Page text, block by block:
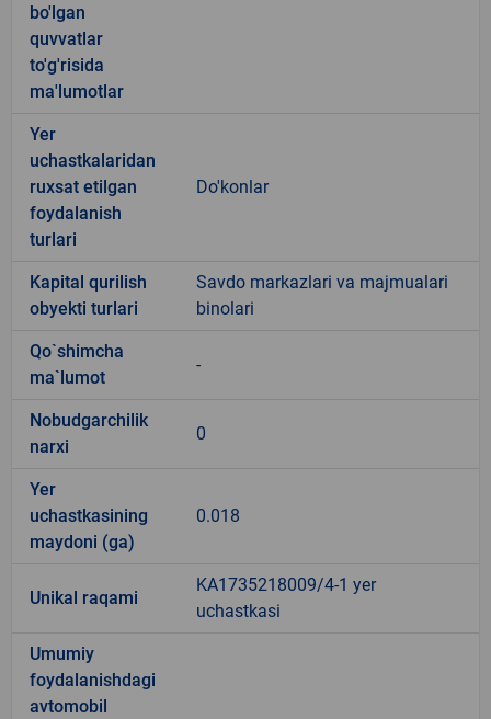
bo'lgan
quvvatlar
to'g'risida
ma'lumotlar
Yer
uchastkalaridan
ruxsat etilgan
foydalanish
turlari
Do'konlar
Kapital qurilish
obyekti turlari
Savdo markazlari va majmualari
binolari
Qo`shimcha
ma`lumot
-
Nobudgarchilik
narxi
0
Yer
uchastkasining
maydoni (ga)
0.018
Unikal raqami
KA1735218009/4-1 yer
uchastkasi
Umumiy
foydalanishdagi
avtomobil